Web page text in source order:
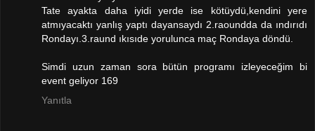
Tate ayakta daha iyidi yerde ise kötüydü,kendini yere
atmıyacaktı yanlış yaptı dayansaydı 2.raoundda da ındırıdı
Rondayı.3.raund ıkısıde yorulunca maç Rondaya döndü.
Simdi uzun zaman sora bütün programı izleyeceğim bi
event geliyor 169
Yanıtla